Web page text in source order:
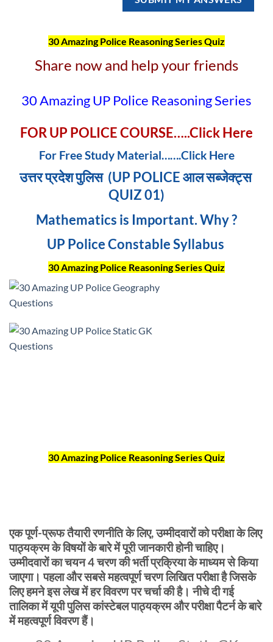
30 Amazing Police Reasoning Series Quiz
Share now and help your friends
30 Amazing UP Police Reasoning Series
FOR UP POLICE COURSE…..Click Here
For Free Study Material…….Click Here
उत्तर प्रदेश पुलिस (UP POLICE आल सब्जेक्ट्स
QUIZ 01)
Mathematics is Important. Why ?
UP Police Constable Syllabus
30 Amazing Police Reasoning Series Quiz
30 Amazing Police Reasoning Series Quiz
एक पूर्ण-प्रूफ तैयारी रणनीति के लिए, उम्मीदवारों को परीक्षा के लिए
पाठ्यक्रम के विषयों के बारे में पूरी जानकारी होनी चाहिए।
उम्मीदवारों का चयन 4 चरण की भर्ती प्रक्रिया के माध्यम से किया
जाएगा। पहला और सबसे महत्वपूर्ण चरण लिखित परीक्षा है जिसके
लिए हमने इस लेख में हर विवरण पर चर्चा की है। नीचे दी गई
तालिका में यूपी पुलिस कांस्टेबल पाठ्यक्रम और परीक्षा पैटर्न के बारे
में महत्वपूर्ण विवरण हैं।